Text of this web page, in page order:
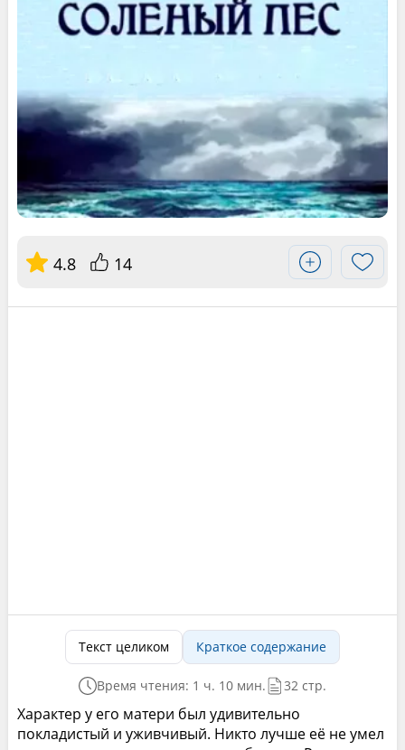
4.8 14
Текст целиком Краткое содержание
Время чтения: 1 ч. 10 мин. 32 стр.
Характер у его матери был удивительно
покладистый и уживчивый. Никто лучше её не умел